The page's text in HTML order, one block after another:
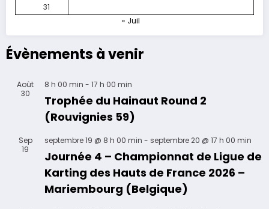
31
« Juil
Évènements à venir
Août
30
8 h 00 min - 17 h 00 min
Trophée du Hainaut Round 2
(Rouvignies 59)
Sep
19
septembre 19 @ 8 h 00 min - septembre 20 @ 17 h 00 min
Journée 4 – Championnat de Ligue de
Karting des Hauts de France 2026 –
Mariembourg (Belgique)